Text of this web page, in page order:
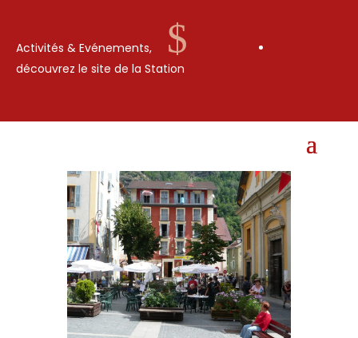
$
Activités & Evénements,
découvrez le site de la Station